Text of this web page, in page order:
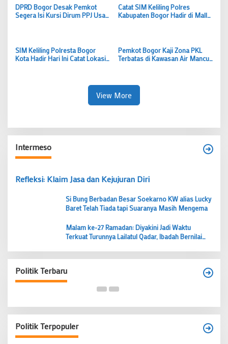
DPRD Bogor Desak Pemkot
Segera Isi Kursi Dirum PPJ Usai
Catat SIM Keliling Polres
Kabupaten Bogor Hadir di Mall
SIM Keliling Polresta Bogor
Kota Hadir Hari Ini Catat Lokasi
Pemkot Bogor Kaji Zona PKL
Terbatas di Kawasan Air Mancur
View More
Intermeso
Refleksi: Klaim Jasa dan Kejujuran Diri
Si Bung Berbadan Besar Soekarno KW alias Lucky
Baret Telah Tiada tapi Suaranya Masih Mengema
Malam ke-27 Ramadan: Diyakini Jadi Waktu
Terkuat Turunnya Lailatul Qadar, Ibadah Bernilai
Politik Terbaru
Tangerang Periode 2026–2031
Di Banten, Politik
Politik Terpopuler